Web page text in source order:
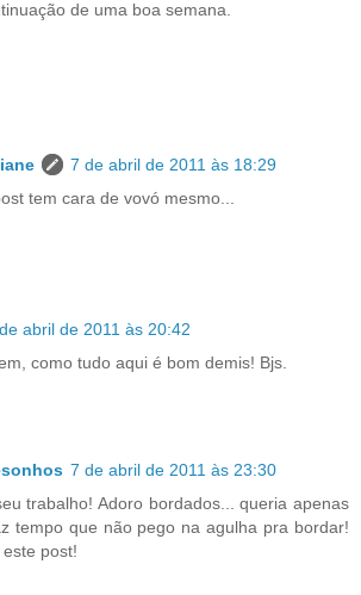
de uma boa semana.
7 de abril de 2011 às 18:29
tem cara de vovó mesmo...
abril de 2011 às 20:42
como tudo aqui é bom demis! Bjs.
7 de abril de 2011 às 23:30
trabalho! Adoro bordados... queria apenas
tempo que não pego na agulha pra bordar!
post!